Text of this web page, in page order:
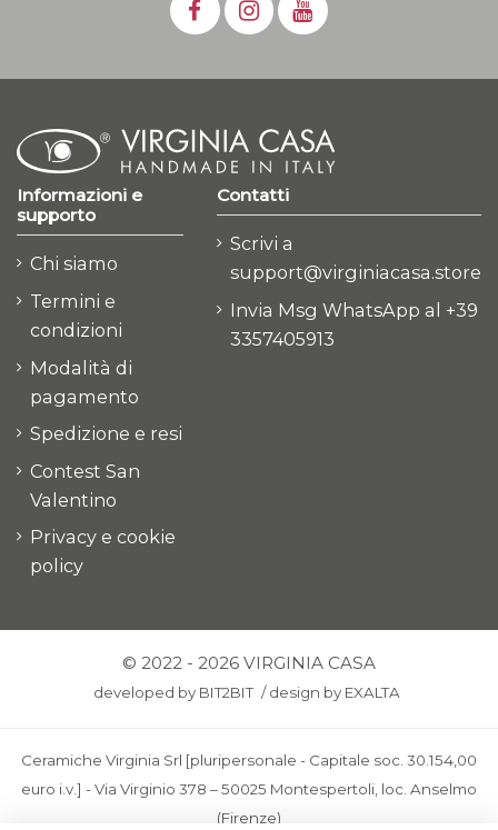
Informazioni e
supporto
Chi siamo
Termini e
condizioni
Modalità di
pagamento
Spedizione e resi
Contest San
Valentino
Privacy e cookie
policy
Contatti
Scrivi a
support@virginiacasa.store
Invia Msg WhatsApp al +39
3357405913
© 2022 - 2026 VIRGINIA CASA
developed by BIT2BIT /design by EXALTA
Ceramiche Virginia Srl [pluripersonale - Capitale soc. 30.154,00
euro i.v.] - Via Virginio 378 – 50025 Montespertoli, loc. Anselmo
(Firenze)